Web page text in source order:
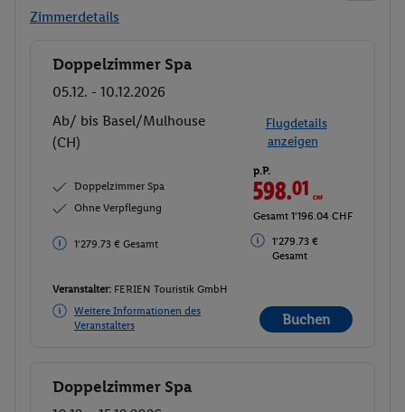
Zimmerdetails
Buchen
Doppelzimmer Spa
05.12. - 10.12.2026
Ab/ bis Basel/Mulhouse
(CH)
Flugdetails
anzeigen
Doppelzimmer Spa
Ohne Verpflegung
1'279.73 € Gesamt
p.P.
598.01 CHF
Gesamt 1'196.04 CHF
1'279.73 €
Gesamt
Veranstalter: FERIEN Touristik GmbH
Weitere Informationen des
Veranstalters
Buchen
Buchen
Doppelzimmer Spa